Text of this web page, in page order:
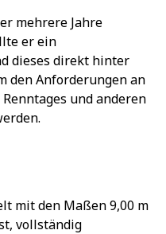
mehrere Jahre
er ein
dieses direkt hinter
den Anforderungen an
und anderen
mit den Maßen 9,00 m
vollständig